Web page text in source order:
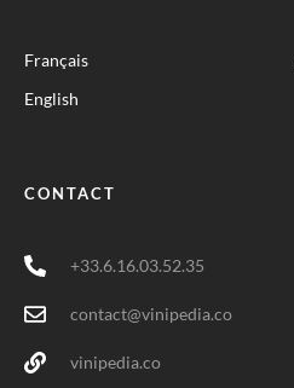
Français
English
CONTACT
+33.6.16.03.52.35
contact@vinipedia.co
vinipedia.co